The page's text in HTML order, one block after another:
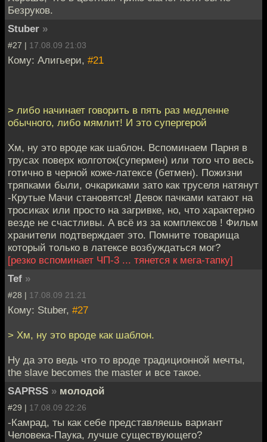
Безруков.
Stuber »
#27 | 17.08.09 21:03
Кому: Алигьери, #21
> либо начинает говорить в пять раз медленне
обычного, либо мямлит! И это супергерой
Хм, ну это вроде как шаблон. Вспоминаем Парня в
трусах поверх колготок(супермен) или того что весь
готично в черной коже-латексе (бетмен). Пожизни
тряпками были, очкариками зато как труселя натянут
-Крутые Мачи становятся! Девок пачками катают на
тросиках или просто на загривке, но, что характерно
везде не счастливы. А всё из за комплексов ! Фильм
хранители подтверждает это. Помните товарища
который только в латексе возбуждаться мог?
[резко вспоминает ЧП-3 ... тянется к мега-тапку]
Tef »
#28 | 17.08.09 21:21
Кому: Stuber, #27
> Хм, ну это вроде как шаблон.
Ну да это ведь что то вроде традиционной мечты,
the slave becomes the master и все такое.
SAPRSS » молодой
#29 | 17.08.09 22:26
-Камрад, ты как себе представляешь вариант
Человека-Паука, лучше существующего?